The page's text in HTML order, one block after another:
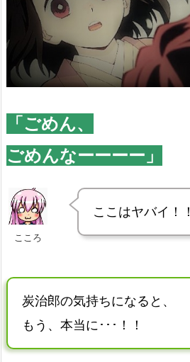
「ごめん、
ごめんなーーーー」
こころ
ここはヤバイ！！
炭治郎の気持ちになると、
もう、本当に･･･！！